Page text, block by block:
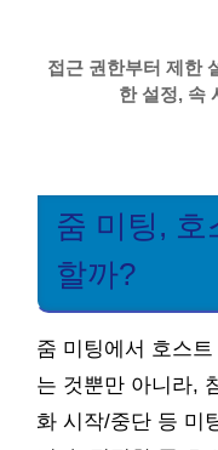
접근 권한부터 제한
한 설정, 속
줌 미팅, 호
할까?
줌 미팅에서 호스
는 것뿐만 아니라,
화 시작/중단 등 미